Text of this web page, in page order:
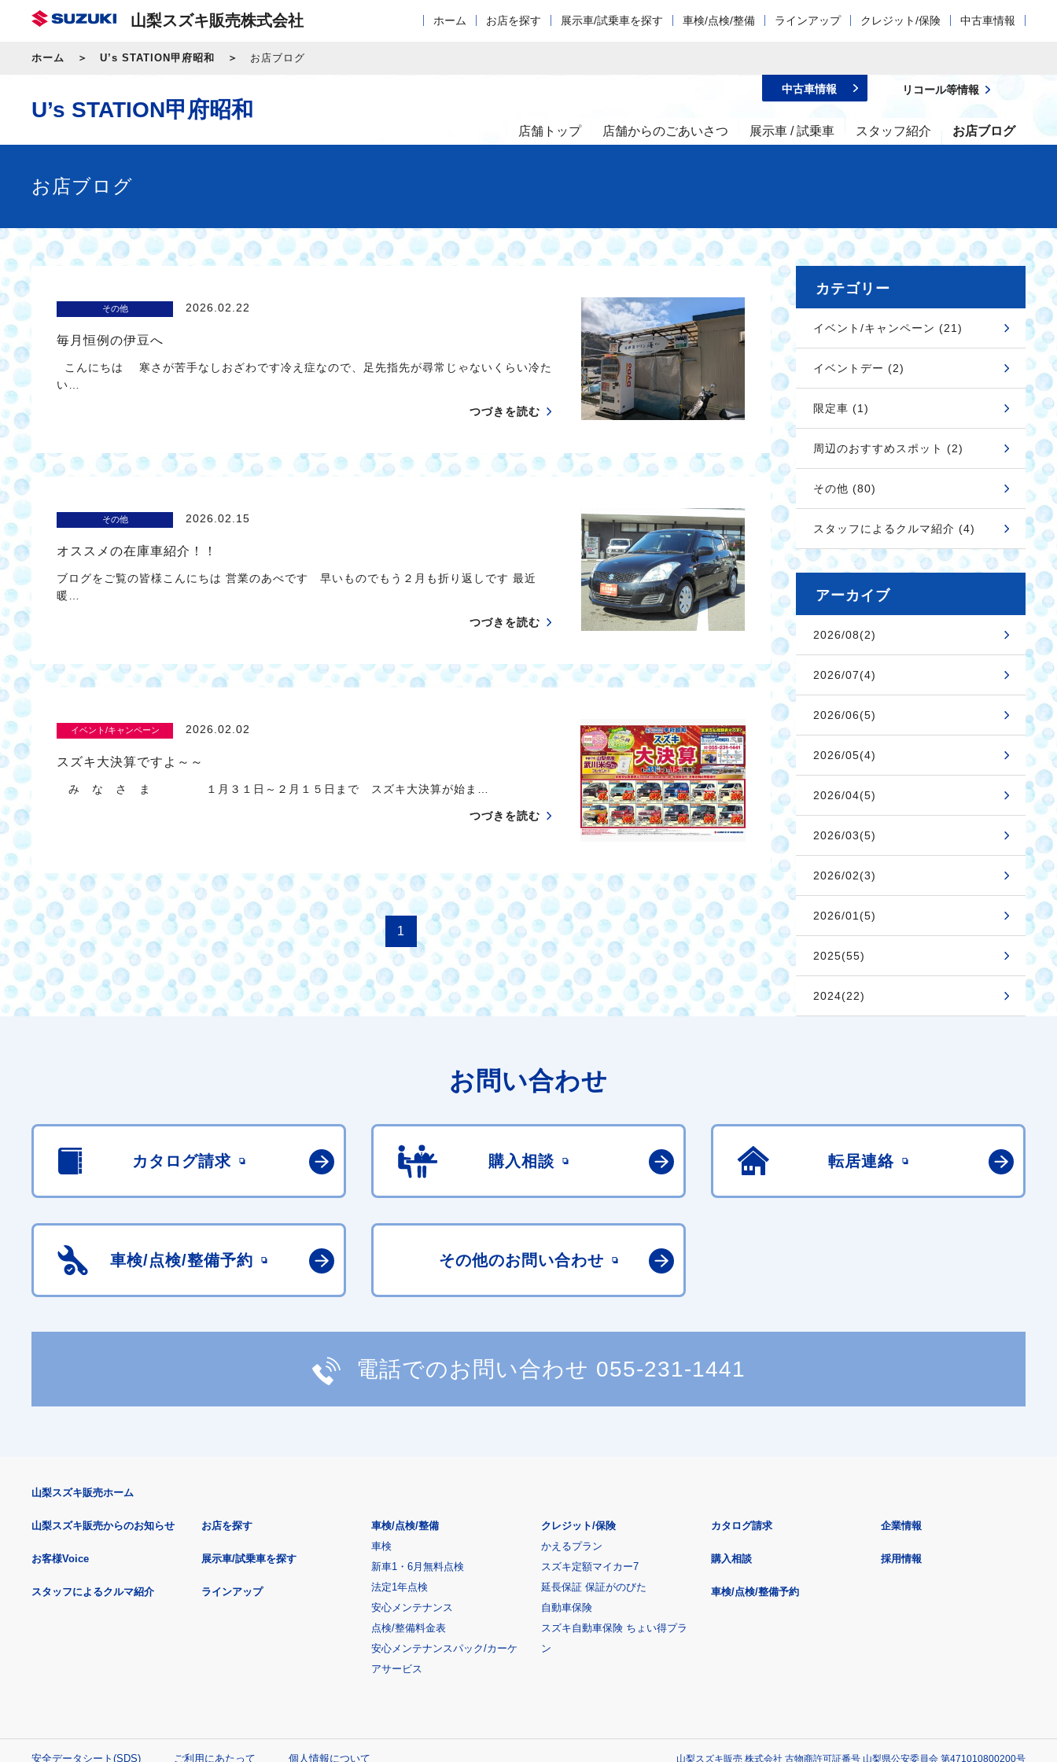
山梨スズキ販売株式会社 ホーム お店を探す 展示車/試乗車を探す 車検/点検/整備 ラインアップ クレジット/保険 中古車情報
ホーム U’s STATION甲府昭和 お店ブログ
U’s STATION甲府昭和
店舗トップ 店舗からのごあいさつ 展示車 / 試乗車 スタッフ紹介 お店ブログ
中古車情報 リコール等情報
お店ブログ
その他 2026.02.22
毎月恒例の伊豆へ
こんにちは 寒さが苦手なしおざわです冷え症なので、足先指先が尋常じゃないくらい冷た
い…
つづきを読む
その他 2026.02.15
オススメの在庫車紹介！！
ブログをご覧の皆様こんにちは 営業のあべです 早いものでもう２月も折り返しです 最近
暖…
つづきを読む
イベント/キャンペーン 2026.02.02
スズキ大決算ですよ～～
み な さ ま １月３１日～２月１５日まで スズキ大決算が始ま…
つづきを読む
1
カテゴリー
イベント/キャンペーン (21)
イベントデー (2)
限定車 (1)
周辺のおすすめスポット (2)
その他 (80)
スタッフによるクルマ紹介 (4)
アーカイブ
2026/08(2)
2026/07(4)
2026/06(5)
2026/05(4)
2026/04(5)
2026/03(5)
2026/02(3)
2026/01(5)
2025(55)
2024(22)
お問い合わせ
カタログ請求 購入相談 転居連絡
車検/点検/整備予約 その他のお問い合わせ
電話でのお問い合わせ 055-231-1441
山梨スズキ販売ホーム
山梨スズキ販売からのお知らせ
お客様Voice
スタッフによるクルマ紹介
お店を探す
展示車/試乗車を探す
ラインアップ
車検/点検/整備
車検
新車1・6月無料点検
法定1年点検
安心メンテナンス
点検/整備料金表
安心メンテナンスパック/カーケ
アサービス
クレジット/保険
かえるプラン
スズキ定額マイカー7
延長保証 保証がのびた
自動車保険
スズキ自動車保険 ちょい得プラ
ン
カタログ請求
購入相談
車検/点検/整備予約
企業情報
採用情報
安全データシート(SDS) ご利用にあたって 個人情報について 山梨スズキ販売 株式会社 古物商許可証番号 山梨県公安委員会 第471010800200号